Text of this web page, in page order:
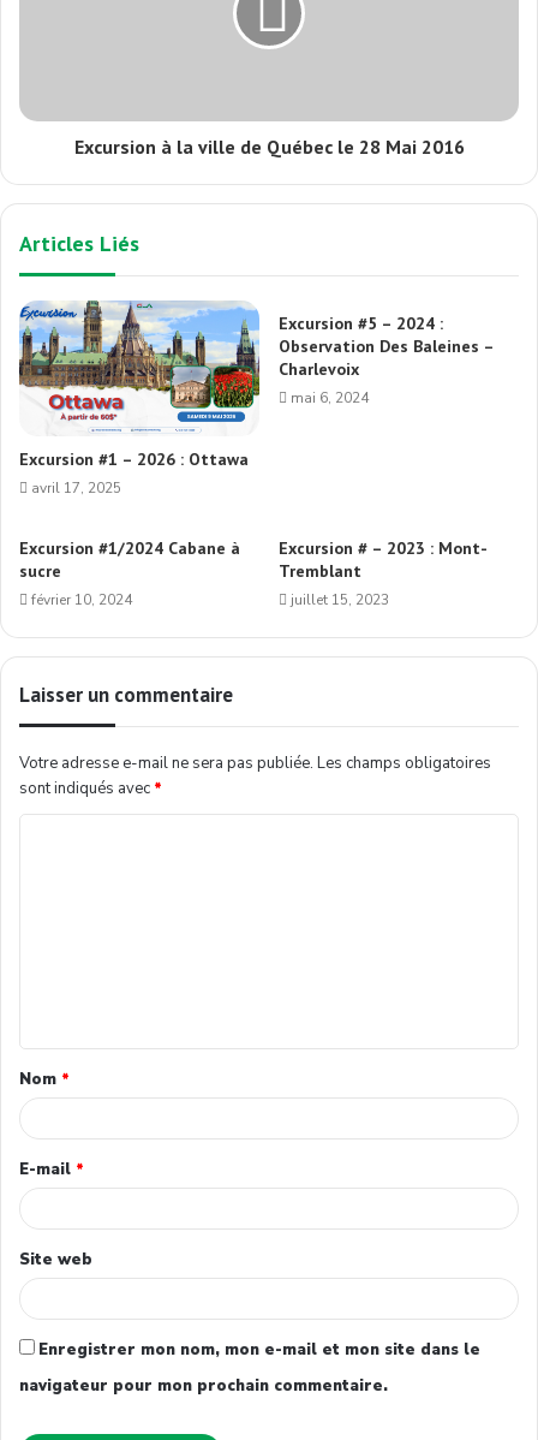
Excursion à la ville de Québec le 28 Mai 2016
Articles Liés
Excursion #1 – 2026 : Ottawa
avril 17, 2025
Excursion #5 – 2024 :
Observation Des Baleines –
Charlevoix
mai 6, 2024
Excursion #1/2024 Cabane à
sucre
février 10, 2024
Excursion # – 2023 : Mont-
Tremblant
juillet 15, 2023
Laisser un commentaire
Votre adresse e-mail ne sera pas publiée. Les champs obligatoires
sont indiqués avec *
Nom *
E-mail *
Site web
Enregistrer mon nom, mon e-mail et mon site dans le
navigateur pour mon prochain commentaire.